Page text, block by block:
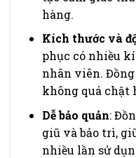
hàng.
Kích thước và
phục có nhiều
nhân viên.
không quá chật
Dễ bảo quản:
giũ và bảo trì,
nhiều lần sử